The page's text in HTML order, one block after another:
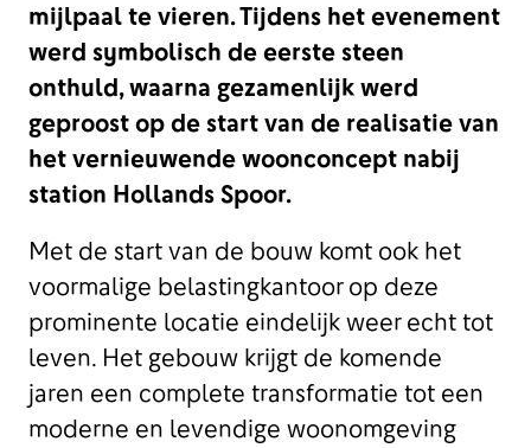
mijlpaal te vieren. Tijdens het evenement
werd symbolisch de eerste steen
onthuld, waarna gezamenlijk werd
geproost op de start van de realisatie van
het vernieuwende woonconcept nabij
station Hollands Spoor.
Met de start van de bouw komt ook het
voormalige belastingkantoor op deze
prominente locatie eindelijk weer echt tot
leven. Het gebouw krijgt de komende
jaren een complete transformatie tot een
moderne en levendige woonomgeving